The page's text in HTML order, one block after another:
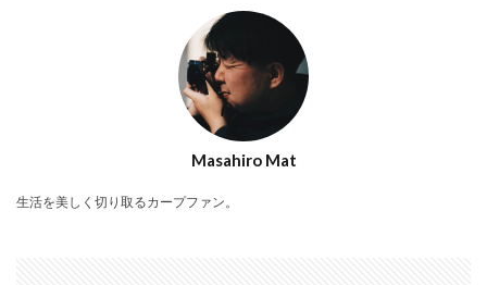
Masahiro Mat
生活を美しく切り取るカープファン。